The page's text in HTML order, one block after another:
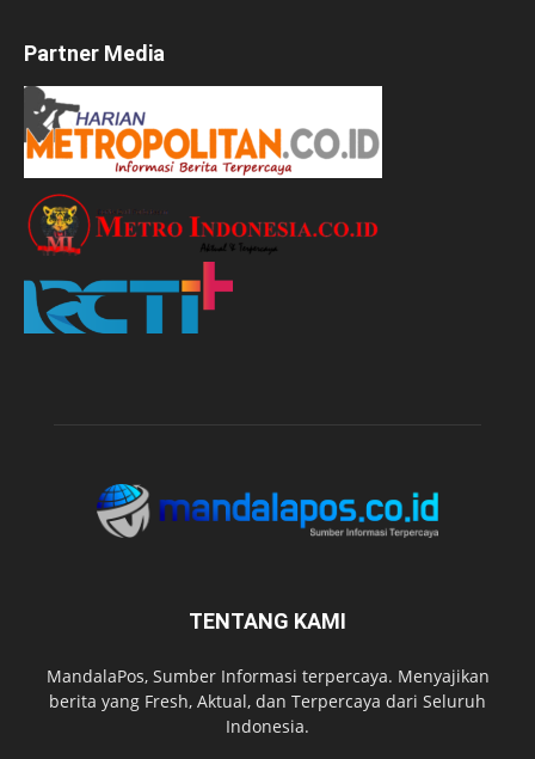
Partner Media
TENTANG KAMI
MandalaPos, Sumber Informasi terpercaya. Menyajikan
berita yang Fresh, Aktual, dan Terpercaya dari Seluruh
Indonesia.